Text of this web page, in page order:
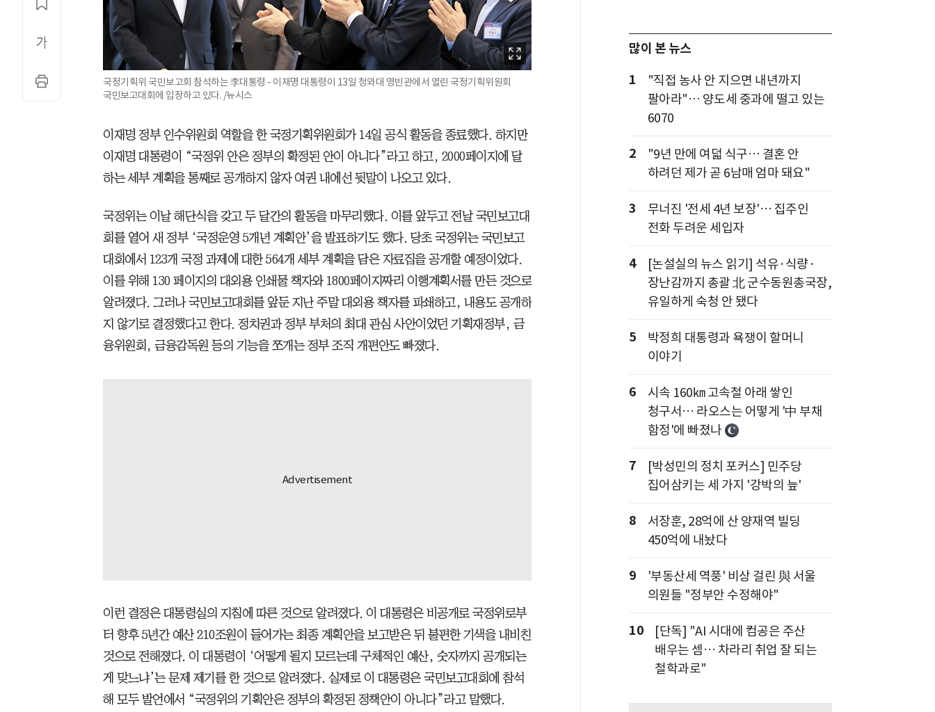
국정기획위 국민보고회 참석하는 李대통령 - 이재명 대통령이 13일 청와대 영빈관에서 열린 국정기획위원회
국민보고대회에 입장하고 있다. /뉴시스
이재명 정부 인수위원회 역할을 한 국정기획위원회가 14일 공식 활동을 종료했다. 하지만
이재명 대통령이 “국정위 안은 정부의 확정된 안이 아니다”라고 하고, 2000페이지에 달
하는 세부 계획을 통째로 공개하지 않자 여권 내에선 뒷말이 나오고 있다.
국정위는 이날 해단식을 갖고 두 달간의 활동을 마무리했다. 이를 앞두고 전날 국민보고대
회를 열어 새 정부 ‘국정운영 5개년 계획안’을 발표하기도 했다. 당초 국정위는 국민보고
대회에서 123개 국정 과제에 대한 564개 세부 계획을 담은 자료집을 공개할 예정이었다.
이를 위해 130 페이지의 대외용 인쇄물 책자와 1800페이지짜리 이행계획서를 만든 것으로
알려졌다. 그러나 국민보고대회를 앞둔 지난 주말 대외용 책자를 파쇄하고, 내용도 공개하
지 않기로 결정했다고 한다. 정치권과 정부 부처의 최대 관심 사안이었던 기획재정부, 금
융위원회, 금융감독원 등의 기능을 쪼개는 정부 조직 개편안도 빠졌다.
이런 결정은 대통령실의 지침에 따른 것으로 알려졌다. 이 대통령은 비공개로 국정위로부
터 향후 5년간 예산 210조원이 들어가는 최종 계획안을 보고받은 뒤 불편한 기색을 내비친
것으로 전해졌다. 이 대통령이 ‘어떻게 될지 모르는데 구체적인 예산, 숫자까지 공개되는
게 맞느냐’는 문제 제기를 한 것으로 알려졌다. 실제로 이 대통령은 국민보고대회에 참석
해 모두 발언에서 “국정위의 기획안은 정부의 확정된 정책안이 아니다”라고 말했다.
많이 본 뉴스
1
"직접 농사 안 지으면 내년까지
팔아라"… 양도세 중과에 떨고 있는
6070
2
"9년 만에 여덟 식구… 결혼 안
하려던 제가 곧 6남매 엄마 돼요"
3
무너진 '전세 4년 보장'… 집주인
전화 두려운 세입자
4
[논설실의 뉴스 읽기] 석유·식량·
장난감까지 총괄 北 군수동원총국장,
유일하게 숙청 안 됐다
5
박정희 대통령과 욕쟁이 할머니
이야기
6
시속 160㎞ 고속철 아래 쌓인
청구서… 라오스는 어떻게 '中 부채
함정'에 빠졌나
7
[박성민의 정치 포커스] 민주당
집어삼키는 세 가지 '강박의 늪'
8
서장훈, 28억에 산 양재역 빌딩
450억에 내놨다
9
'부동산세 역풍' 비상 걸린 與 서울
의원들 "정부안 수정해야"
10
[단독] "AI 시대에 컴공은 주산
배우는 셈… 차라리 취업 잘 되는
철학과로"